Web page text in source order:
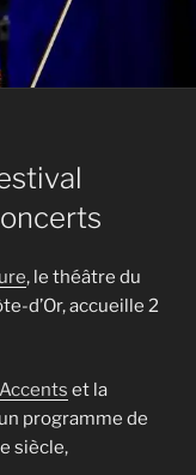
, le théâtre du
d’Or, accueille 2
et la
programme de
siècle,